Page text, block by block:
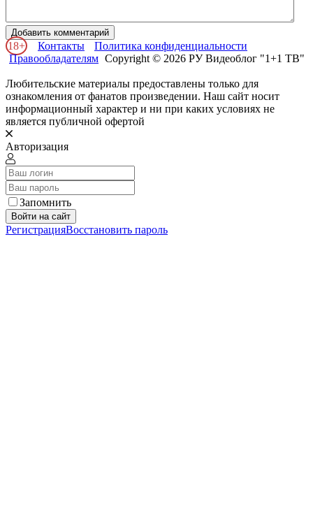
Добавить комментарий
18+ Контакты
Политика конфиденциальности
Правообладателям Copyright © 2026 РУ Видеоблог "1+1 ТВ"
Любительские материалы предоставлены только для
ознакомления от фанатов произведении. Наш сайт носит
информационный характер и ни при каких условиях не
является публичной офертой
Авторизация
Запомнить
Войти на сайт
РегистрацияВосстановить пароль